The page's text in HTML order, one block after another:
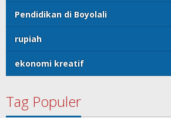
Pendidikan di Boyolali
rupiah
ekonomi kreatif
Tag Populer